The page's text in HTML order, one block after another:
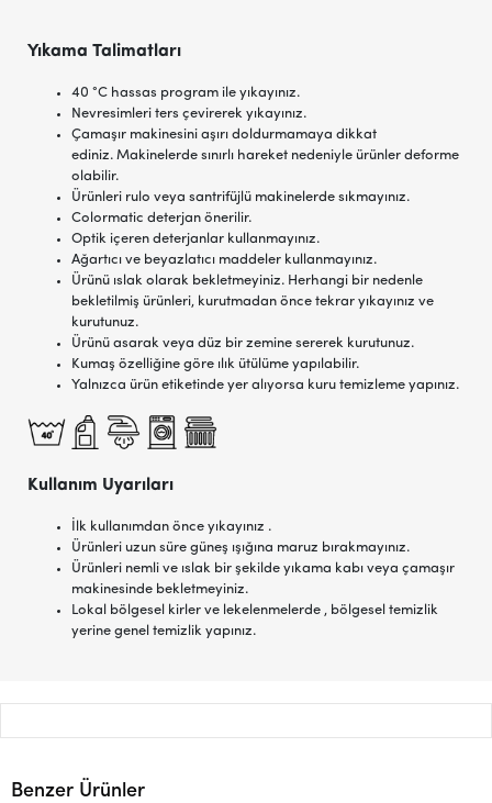
Yıkama Talimatları
40 °C hassas program ile yıkayınız.
Nevresimleri ters çevirerek yıkayınız.
Çamaşır makinesini aşırı doldurmamaya dikkat
ediniz. Makinelerde sınırlı hareket nedeniyle ürünler deforme
olabilir.
Ürünleri rulo veya santrifüjlü makinelerde sıkmayınız.
Colormatic deterjan önerilir.
Optik içeren deterjanlar kullanmayınız.
Ağartıcı ve beyazlatıcı maddeler kullanmayınız.
Ürünü ıslak olarak bekletmeyiniz. Herhangi bir nedenle
bekletilmiş ürünleri, kurutmadan önce tekrar yıkayınız ve
kurutunuz.
Ürünü asarak veya düz bir zemine sererek kurutunuz.
Kumaş özelliğine göre ılık ütülüme yapılabilir.
Yalnızca ürün etiketinde yer alıyorsa kuru temizleme yapınız.
Kullanım Uyarıları
İlk kullanımdan önce yıkayınız .
Ürünleri uzun süre güneş ışığına maruz bırakmayınız.
Ürünleri nemli ve ıslak bir şekilde yıkama kabı veya çamaşır
makinesinde bekletmeyiniz.
Lokal bölgesel kirler ve lekelenmelerde , bölgesel temizlik
yerine genel temizlik yapınız.
Benzer Ürünler